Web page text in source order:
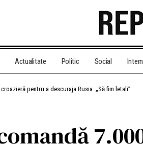
Actualitate Politic Social
pentru a descuraja Rusia. „Să fim letali”